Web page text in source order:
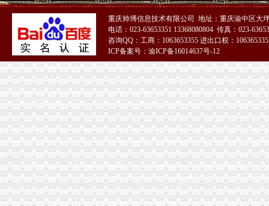
重庆进出口权
重庆进出口公司招聘|重庆进出口公司佳人气雇主排名（排行榜）|
25家重庆企业上榜“出口品牌”占重庆去年出口量65%-地方商务之窗
重庆进口调味品报关代理-企汇网
重庆进口品如何办理通关单
新西兰奶重庆进口清关需要哪些单证‖进口奶制品重庆清关
一般纳税人申请
上海双木专业代理记账新办一般纳税人申请流程_上海列举网
一般纳税人申请-石嘴山58同城
一般纳税人申请,一般纳税人申请网,一般纳税人申请网站,一般纳税
【免费一般纳税人申请一般纳税人申请哪家更专业】-南山南山易登网
无锡一般纳税人申请资格和条件是什么
重庆发票申请
什么是发票？_重庆包听|E都市
重庆水投：发票寄到家,服务有保障
重庆帅博信息技术有限公司 地址：重庆渝中区大
电话：023-63653351 13368080804 传真：023-
咨询QQ：工商：1063653355 进出口权：
ICP备案号：渝ICP备16014637号-12